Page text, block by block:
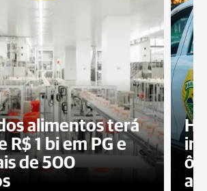
alimentos terá
R$ 1 bi em PG e
de 500